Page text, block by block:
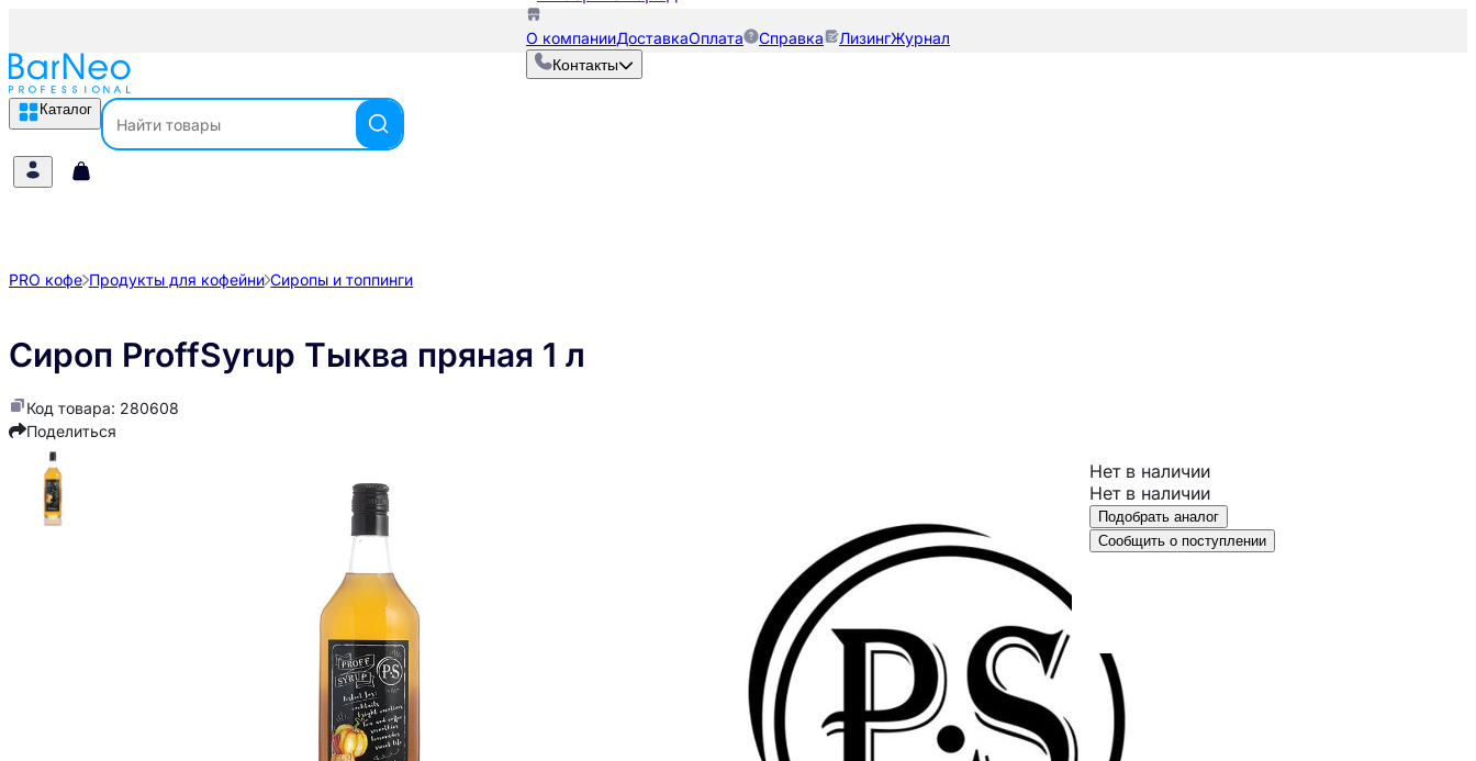
О компанииДоставкаОплата Справка ЛизингЖурнал
Контакты
Каталог
PRO кофе Продукты для кофейни Сиропы и топпинги
Сироп ProffSyrup Тыква пряная 1 л
Код товара: 280608
Поделиться
Нет в наличии
Нет в наличии
Подобрать аналог
Сообщить о поступлении